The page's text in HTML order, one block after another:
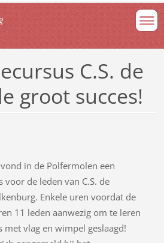
C.S. de
groot succes!
in de Polfermolen een
de leden van C.S. de
Enkele uren voordat de
11 leden aanwezig om te leren
met vlag en wimpel geslaagd!